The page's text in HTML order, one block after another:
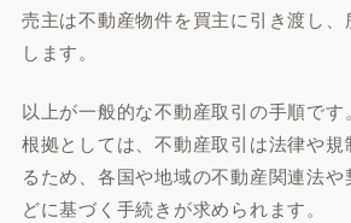
売主は不動産物件を買主に引き渡し
します。
以上が一般的な不動産取引の手順です。
根拠としては、不動産取引は法律や
るため、各国や地域の不動産関連法
どに基づく手続きが求められます。